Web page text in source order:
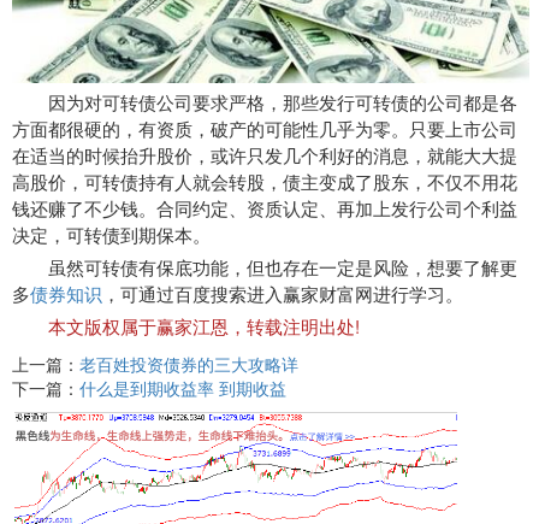
因为对可转债公司要求严格，那些发行可转债的公司都是各
方面都很硬的，有资质，破产的可能性几乎为零。只要上市公司
在适当的时候抬升股价，或许只发几个利好的消息，就能大大提
高股价，可转债持有人就会转股，债主变成了股东，不仅不用花
钱还赚了不少钱。合同约定、资质认定、再加上发行公司个利益
决定，可转债到期保本。
虽然可转债有保底功能，但也存在一定是风险，想要了解更
多债券知识 ，可通过百度搜索进入赢家财富网进行学习。
本文版权属于赢家江恩，转载注明出处!
上一篇： 老百姓投资债券的三大攻略详
下一篇： 什么是到期收益率 到期收益